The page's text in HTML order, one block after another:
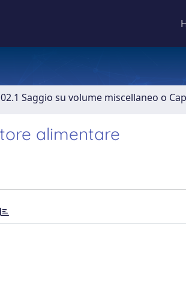
02.1 Saggio su volume miscellaneo o
alimentare